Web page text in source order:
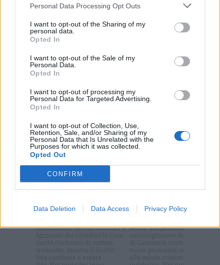
Personal Data Processing Opt Outs
I want to opt-out of the Sharing of my
personal data.
Opted In
I want to opt-out of the Sale of my
Personal Data.
Opted In
I want to opt-out of processing my
Personal Data for Targeted Advertising.
Opted In
I want to opt-out of Collection, Use,
Retention, Sale, and/or Sharing of my
Personal Data that Is Unrelated with the
Purposes for which it was collected.
Opted Out
CONFIRM
Data Deletion Data Access Privacy Policy
Un cittadino bene informato vive meglio nella propria
comunità. La buona informazione ha un valore. Se pensi
che facciamo una buona informazione, sostienici!
PIÙ INFORMAZIONI SU
LEGGI GLI ALTRI ARTICOLI DI
POLITICA
Selezioniamo per te
Il meglio di
Iscriviti alla